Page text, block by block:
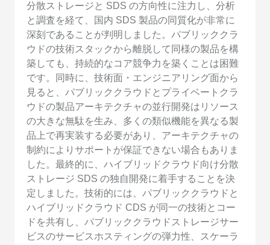
分散ストレージと SDS の方向性に注力し、分析
と調査を経て、国内 SDS 製品の同質化が非常に
深刻であることが判明しました。パブリッククラ
ウドの技術スタックから離脱して同様の製品を構
築しても、持続的なコア競争力を築くことは困難
です。同時に、技術面・エンジニアリング面から
見ると、パブリッククラウドとプライベートクラ
ウドの製品アーキテクチャの並行開発はリソース
の大きな無駄を生み、多くの類似機能を異なる製
品上で再実装する必要があり、アーキテクチャの
制約によりサポートが保証できない場合もありま
した。最終的に、ハイブリッドクラウド向け分散
ストレージ SDS の独自開発に着手することを決
定しました。技術的には、パブリッククラウドと
ハイブリッドクラウド CDS が同一の技術とコー
ドを共有し、パブリッククラウドストレージサー
ビスのサービスホスティングの弾力性、スケーラ